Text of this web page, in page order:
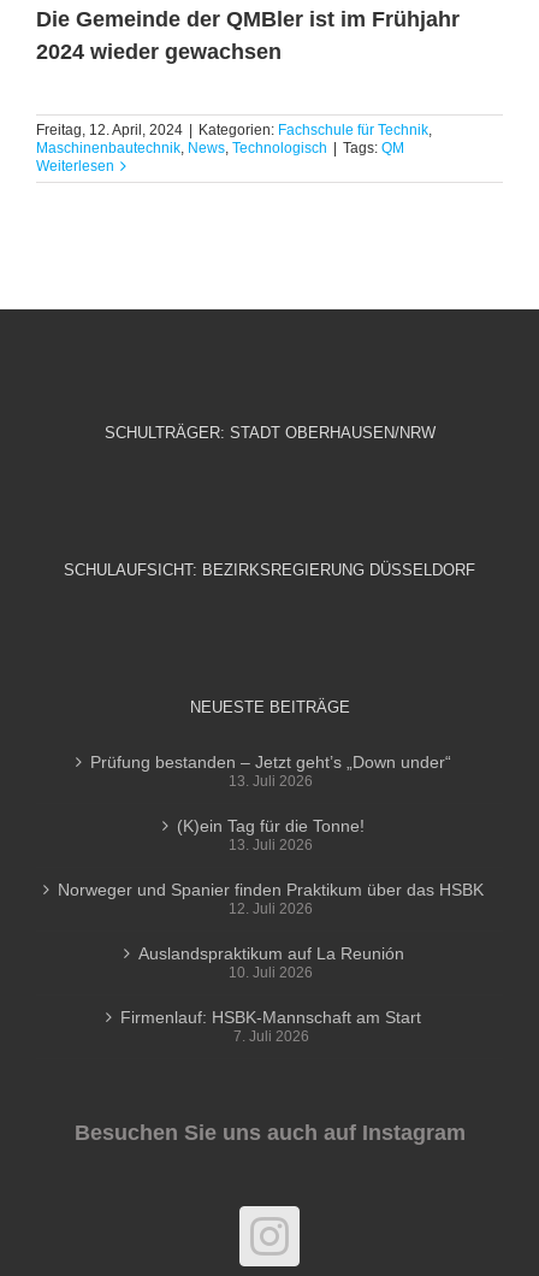
Die Gemeinde der QMBler ist im Frühjahr
2024 wieder gewachsen
Freitag, 12. April, 2024 | Kategorien: Fachschule für Technik
Maschinenbautechnik News Technologisch | Tags: QM
Weiterlesen
SCHULTRÄGER: STADT OBERHAUSEN/NRW
SCHULAUFSICHT: BEZIRKSREGIERUNG DÜSSELDORF
NEUESTE BEITRÄGE
Prüfung bestanden – Jetzt geht’s „Down under“
13. Juli 2026
(K)ein Tag für die Tonne!
13. Juli 2026
Norweger und Spanier finden Praktikum über das HSBK
12. Juli 2026
Auslandspraktikum auf La Reunión
10. Juli 2026
Firmenlauf: HSBK-Mannschaft am Start
7. Juli 2026
Besuchen Sie uns auch auf Instagram